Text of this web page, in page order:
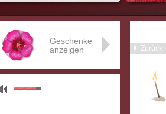
Zurück
Geschenke
anzeigen